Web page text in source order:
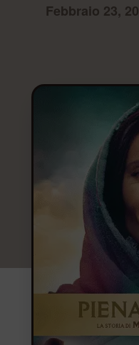
Febbraio 23,